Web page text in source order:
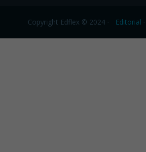
Copyright Edflex © 2024 - Editorial -